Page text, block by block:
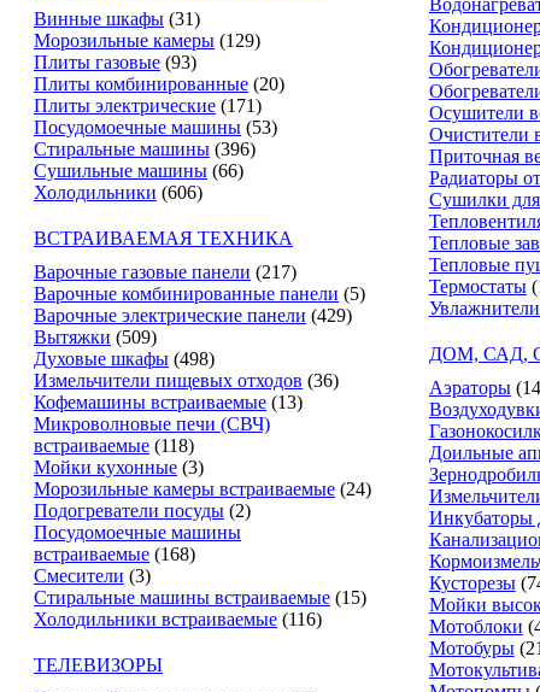
Винные шкафы (31)
Морозильные камеры (129)
Плиты газовые (93)
Плиты комбинированные (20)
Плиты электрические (171)
Посудомоечные машины (53)
Стиральные машины (396)
Сушильные машины (66)
Холодильники (606)
ВСТРАИВАЕМАЯ ТЕХНИКА
Варочные газовые панели (217)
Варочные комбинированные панели (5)
Варочные электрические панели (429)
Вытяжки (509)
Духовые шкафы (498)
Измельчители пищевых отходов (36)
Кофемашины встраиваемые (13)
Микроволновые печи (СВЧ)
встраиваемые (118)
Мойки кухонные (3)
Морозильные камеры встраиваемые (24)
Подогреватели посуды (2)
Посудомоечные машины
встраиваемые (168)
Смесители (3)
Стиральные машины встраиваемые (15)
Холодильники встраиваемые (116)
ТЕЛЕВИЗОРЫ
Осушители
Очистители
Приточная
Радиаторы
Сушилки
Тепловые
Тепловые
Термостаты
ДОМ, САД,
Аэраторы
Доильные
Инкубаторы
Кусторезы
Мойки
Мотоблоки
Мотобуры